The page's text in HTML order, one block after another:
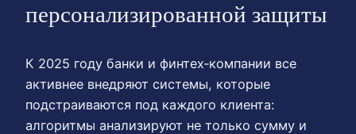
персонализированной защиты
К 2025 году банки и финтех‑компании все
активнее внедряют системы, которые
подстраиваются под каждого клиента:
алгоритмы анализируют не только сумму и